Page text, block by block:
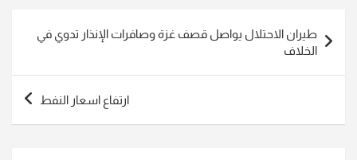
المقالات
طيران الاحتلال يواصل قصف غزة وصافرات الإنذار تدوي في
الخلاف
ارتفاع اسعار النفط